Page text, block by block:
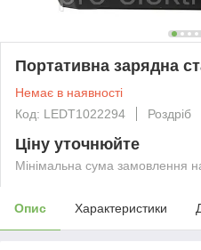
Портативна зарядна
Немає в наявності
Код: LEDT1022294
Роздріб
Ціну уточнюйте
Мінімальна сума замовлення
Опис Характеристики